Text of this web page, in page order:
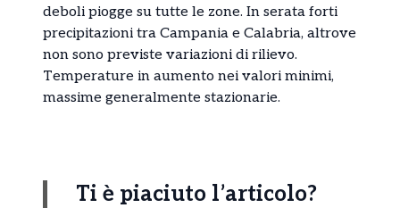
deboli piogge su tutte le zone. In serata forti
precipitazioni tra Campania e Calabria, altrove
non sono previste variazioni di rilievo.
Temperature in aumento nei valori minimi,
massime generalmente stazionarie.
Ti è piaciuto l’articolo?